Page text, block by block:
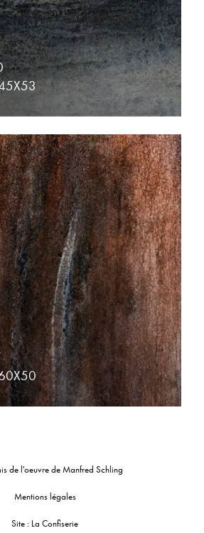
de l'oeuvre de Manfred Schling
Mentions légales
Site : La Confiserie